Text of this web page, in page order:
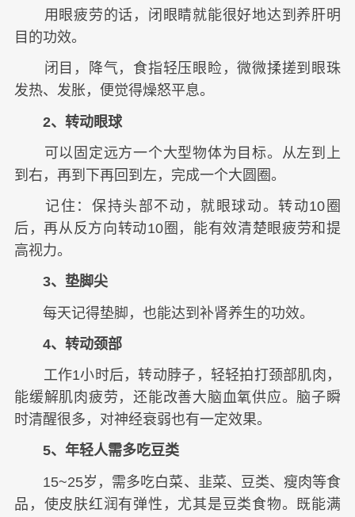
用眼疲劳的话，闭眼睛就能很好地达到养肝明
目的功效。
闭目，降气，食指轻压眼睑，微微揉搓到眼珠
发热、发胀，便觉得燥怒平息。
2、转动眼球
可以固定远方一个大型物体为目标。从左到上
到右，再到下再回到左，完成一个大圆圈。
记住：保持头部不动，就眼球动。转动10圈
后，再从反方向转动10圈，能有效清楚眼疲劳和提
高视力。
3、垫脚尖
每天记得垫脚，也能达到补肾养生的功效。
4、转动颈部
工作1小时后，转动脖子，轻轻拍打颈部肌肉，
能缓解肌肉疲劳，还能改善大脑血氧供应。脑子瞬
时清醒很多，对神经衰弱也有一定效果。
5、年轻人需多吃豆类
15~25岁，需多吃白菜、韭菜、豆类、瘦肉等食
品，使皮肤红润有弹性，尤其是豆类食物。既能满